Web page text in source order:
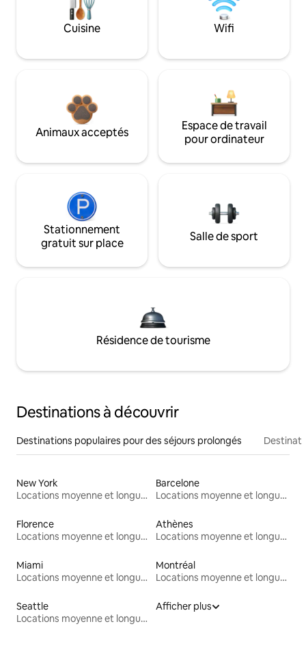
Cuisine Wifi
Animaux acceptés
Espace de travail
pour ordinateur
Stationnement
gratuit sur place
Salle de sport
Résidence de tourisme
Destinations à découvrir
Destinations populaires pour des séjours prolongés
New York
Locations moyenne et longue durée
Barcelone
Locations moyenne et longue durée
Florence
Locations moyenne et longue durée
Athènes
Locations moyenne et longue durée
Miami
Locations moyenne et longue durée
Montréal
Locations moyenne et longue durée
Seattle
Locations moyenne et longue durée
Afficher plus